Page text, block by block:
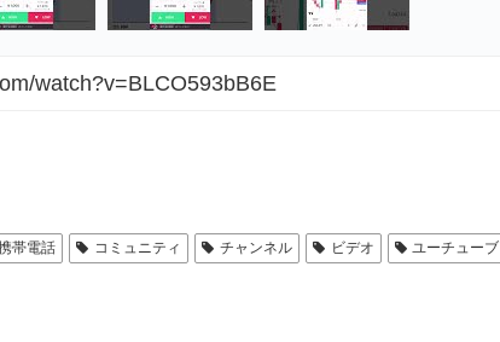
watch?v=BLCO593bB6E
帯電話 コミュニティ チャンネル ビデオ ユーチューブ